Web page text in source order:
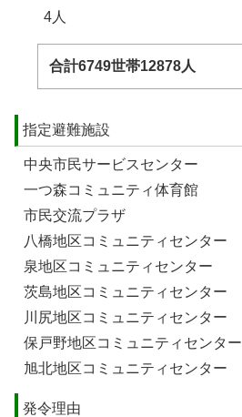
4人
合計6749世帯12878人
指定避難施設
中央市民サービスセンター
一つ森コミュニティ体育館
市民交流プラザ
八橋地区コミュニティセンター
泉地区コミュニティセンター
茨島地区コミュニティセンター
川尻地区コミュニティセンター
保戸野地区コミュニティセンター
旭北地区コミュニティセンター
発令理由